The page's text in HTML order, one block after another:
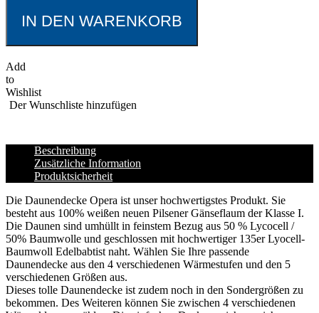
IN DEN WARENKORB
Add
to
Wishlist
Der Wunschliste hinzufügen
Beschreibung
Zusätzliche Information
Produktsicherheit
Die Daunendecke Opera ist unser hochwertigstes Produkt. Sie
besteht aus 100% weißen neuen Pilsener Gänseflaum der Klasse I.
Die Daunen sind umhüllt in feinstem Bezug aus 50 % Lycocell /
50% Baumwolle und geschlossen mit hochwertiger 135er Lyocell-
Baumwoll Edelbabtist naht. Wählen Sie Ihre passende
Daunendecke aus den 4 verschiedenen Wärmestufen und den 5
verschiedenen Größen aus.
Dieses tolle Daunendecke ist zudem noch in den Sondergrößen zu
bekommen. Des Weiteren können Sie zwischen 4 verschiedenen